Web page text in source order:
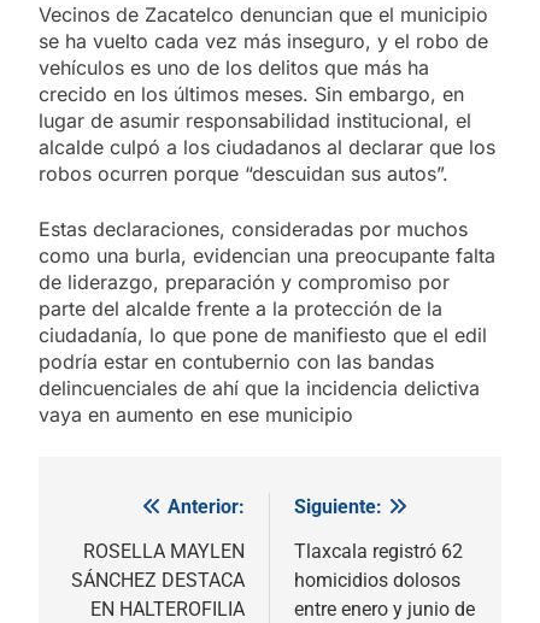
Vecinos de Zacatelco denuncian que el municipio
se ha vuelto cada vez más inseguro, y el robo de
vehículos es uno de los delitos que más ha
crecido en los últimos meses. Sin embargo, en
lugar de asumir responsabilidad institucional, el
alcalde culpó a los ciudadanos al declarar que los
robos ocurren porque “descuidan sus autos”.
Estas declaraciones, consideradas por muchos
como una burla, evidencian una preocupante falta
de liderazgo, preparación y compromiso por
parte del alcalde frente a la protección de la
ciudadanía, lo que pone de manifiesto que el edil
podría estar en contubernio con las bandas
delincuenciales de ahí que la incidencia delictiva
vaya en aumento en ese municipio
Navegación
de
entradas
Anterior:
ROSELLA MAYLEN
SÁNCHEZ DESTACA
EN HALTEROFILIA
Siguiente:
Tlaxcala registró 62
homicidios dolosos
entre enero y junio de